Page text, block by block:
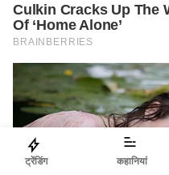
ट्रेंडिंग कहानियां